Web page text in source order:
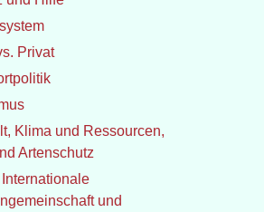
Privat
Klima und Ressourcen,
Artenschutz
und